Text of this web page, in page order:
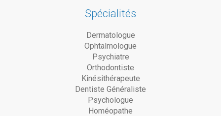
Spécialités
Dermatologue
Ophtalmologue
Psychiatre
Orthodontiste
Kinésithérapeute
Dentiste Généraliste
Psychologue
Homéopathe